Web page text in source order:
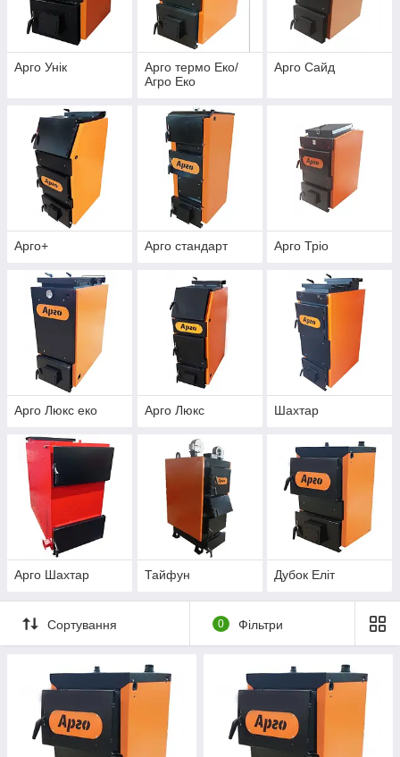
Арго Унік
Арго термо Еко/
Агро Еко
Арго Сайд
Арго+ Арго стандарт Арго Тріо
Арго Люкс еко Арго Люкс Шахтар
Арго Шахтар Тайфун Дубок Еліт
Сортування 0 Фільтри